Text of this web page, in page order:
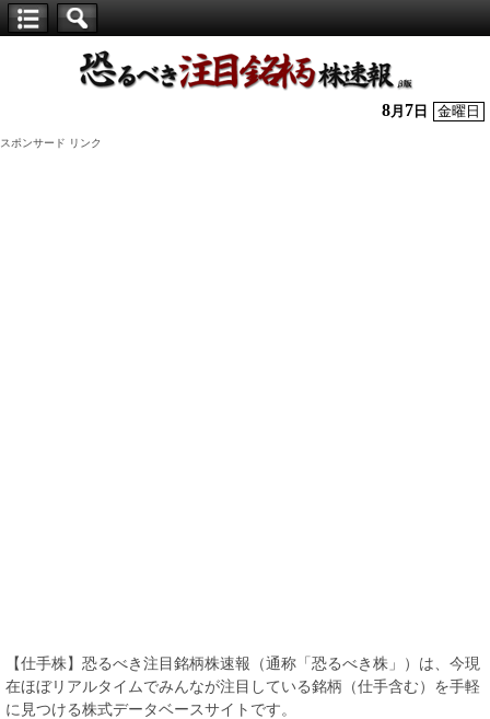
株】
8月 7 日 金曜日
スポンサード リンク
【仕手株】恐るべき注目銘柄株速報（通称「恐るべき株」）は、今現
在ほぼリアルタイムでみんなが注目している銘柄（仕手含む）を手軽
に見つける株式データベースサイトです。